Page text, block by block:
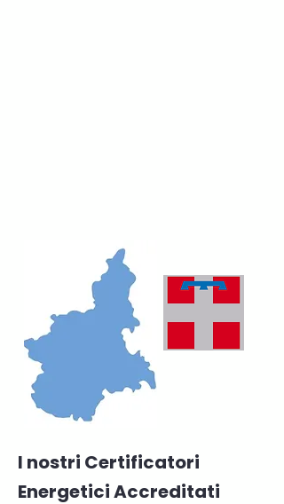
I nostri Certificatori
Energetici Accreditati